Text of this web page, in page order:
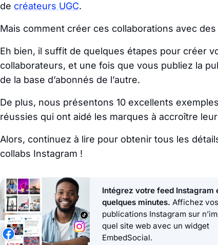
de créateurs UGC.
Mais comment créer ces collaborations avec
Eh bien, il suffit de quelques étapes pour créer
collaborateurs, et une fois que vous publiez la
de la base d’abonnés de l’autre.
De plus, nous présentons 10 excellents
réussies qui ont aidé les marques à accroître
Alors, continuez à lire pour obtenir tous les
collabs Instagram !
Intégrez votre feed Instagram
quelques minutes. Affichez vos
publications Instagram sur
quel site web avec un widget
EmbedSocial.